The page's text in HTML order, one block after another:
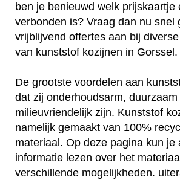
ben je benieuwd welk prijskaartje
verbonden is? Vraag dan nu snel
vrijblijvend offertes aan bij
van kunststof kozijnen in Gorssel.
De grootste voordelen aan
dat zij onderhoudsarm, duurzaam
milieuvriendelijk zijn. Kunststof
namelijk gemaakt van 100%
materiaal. Op deze pagina kun je
informatie lezen over het
verschillende mogelijkheden.